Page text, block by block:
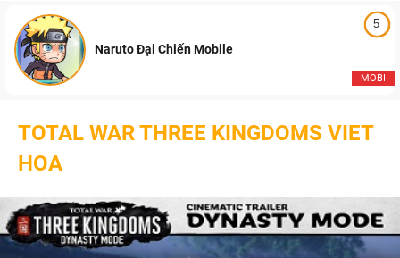
5
MOBI
Naruto Đại Chiến Mobile
TOTAL WAR THREE KINGDOMS VIET
HOA